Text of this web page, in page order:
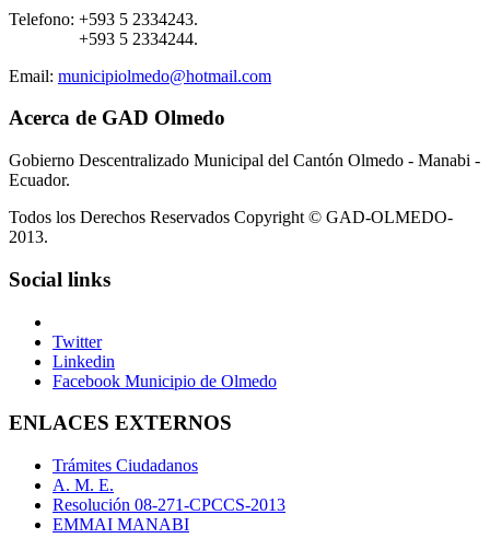
Telefono: +593 5 2334243.
+593 5 2334244.
Email: municipiolmedo@hotmail.com
Acerca de GAD Olmedo
Gobierno Descentralizado Municipal del Cantón Olmedo - Manabi -
Ecuador.
Todos los Derechos Reservados Copyright © GAD-OLMEDO-
2013.
Social links
Twitter
Linkedin
Facebook Municipio de Olmedo
ENLACES EXTERNOS
Trámites Ciudadanos
A. M. E.
Resolución 08-271-CPCCS-2013
EMMAI MANABI